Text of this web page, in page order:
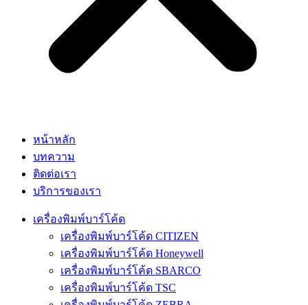
หน้าหลัก
บทความ
ติดต่อเรา
บริการของเรา
เครื่องพิมพ์บาร์โค้ด
เครื่องพิมพ์บาร์โค้ด CITIZEN
เครื่องพิมพ์บาร์โค้ด Honeywell
เครื่องพิมพ์บาร์โค้ด SBARCO
เครื่องพิมพ์บาร์โค้ด TSC